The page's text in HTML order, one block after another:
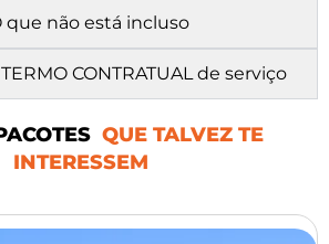
que não está incluso
CONTRATUAL de serviço
QUE TALVEZ TE
INTERESSEM